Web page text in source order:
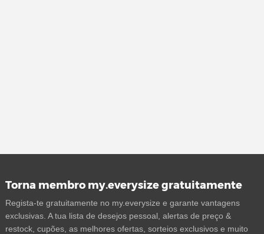
Torna membro my.everysize gratuitamente
Regista-te gratuitamente no my.everysize e garante vantagens
exclusivas. A tua lista de desejos pessoal, alertas de preço &
restock, cupões, as melhores ofertas, sorteios exclusivos e muito